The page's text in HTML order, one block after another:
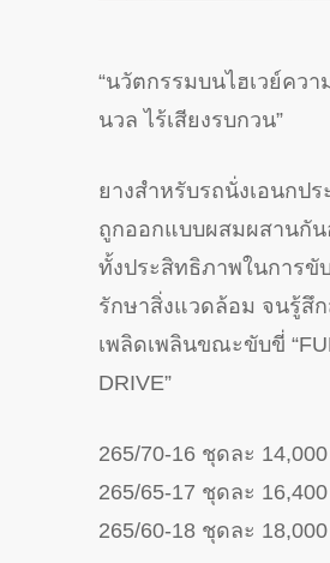
“นวัตกรรมบนไฮเวย์ควา
นวล ไร้เสียงรบกวน”
ยางสำหรับรถนั่งเอนกปร
ถูกออกแบบผสมผสานกัน
ทั้งประสิทธิภาพในการขั
รักษาสิ่งแวดล้อม จนรู้สึ
เพลิดเพลินขณะขับขี่
DRIVE”
265/70-16 ชุดละ
265/65-17 ชุดละ
265/60-18 ชุดละ